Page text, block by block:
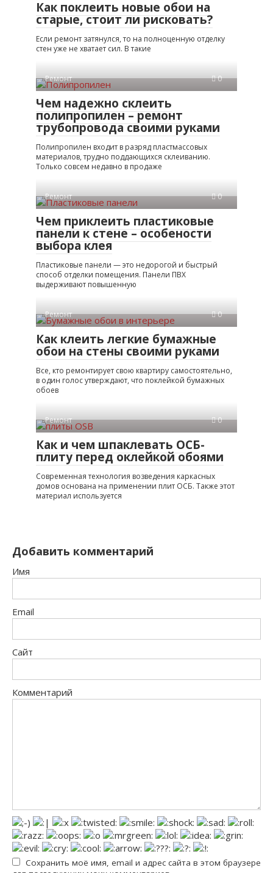
Как поклеить новые обои на
старые, стоит ли рисковать?
Если ремонт затянулся, то на полноценную отделку
стен уже не хватает сил. В такие
Ремонт 0
Чем надежно склеить
полипропилен – ремонт
трубопровода своими руками
Полипропилен входит в разряд пластмассовых
материалов, трудно поддающихся склеиванию.
Только совсем недавно в продаже
Ремонт 0
Чем приклеить пластиковые
панели к стене – особености
выбора клея
Пластиковые панели — это недорогой и быстрый
способ отделки помещения. Панели ПВХ
выдерживают повышенную
Ремонт 0
Как клеить легкие бумажные
обои на стены своими руками
Все, кто ремонтирует свою квартиру самостоятельно,
в один голос утверждают, что поклейкой бумажных
обоев
Ремонт 0
Как и чем шпаклевать ОСБ-
плиту перед оклейкой обоями
Современная технология возведения каркасных
домов основана на применении плит ОСБ. Также этот
материал используется
Добавить комментарий
Имя
Email
Сайт
Комментарий
Сохранить моё имя, email и адрес сайта в этом браузере